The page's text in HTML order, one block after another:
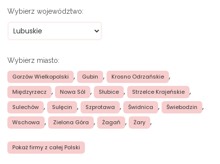
Wybierz województwo:
Wybierz miasto:
Gorzów Wielkopolski , Gubin , Krosno Odrzańskie ,
Międzyrzecz , Nowa Sól , Słubice , Strzelce Krajeńskie ,
Sulechów , Sulęcin , Szprotawa , Świdnica , Świebodzin ,
Wschowa , Zielona Góra , Żagań , Żary ,
Pokaż firmy z całej Polski